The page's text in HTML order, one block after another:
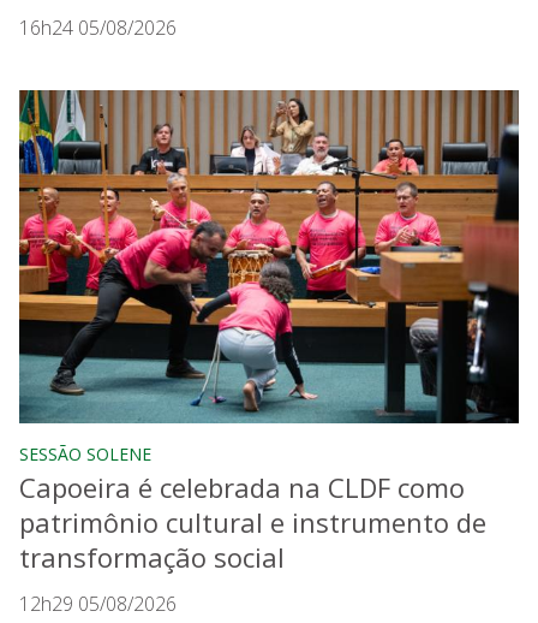
16h24 05/08/2026
SESSÃO SOLENE
Capoeira é celebrada na CLDF como
patrimônio cultural e instrumento de
transformação social
12h29 05/08/2026